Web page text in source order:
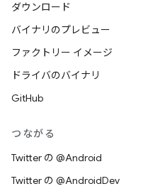
ダウンロード
バイナリのプレビュー
ファクトリー イメージ
ドライバのバイナリ
GitHub
つながる
Twitter の @Android
Twitter の @AndroidDev